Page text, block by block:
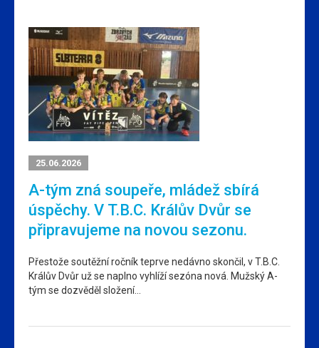
25.06.2026
A-tým zná soupeře, mládež sbírá
úspěchy. V T.B.C. Králův Dvůr se
připravujeme na novou sezonu.
Přestože soutěžní ročník teprve nedávno skončil, v T.B.C.
Králův Dvůr už se naplno vyhlíží sezóna nová. Mužský A-
tým se dozvěděl složení…